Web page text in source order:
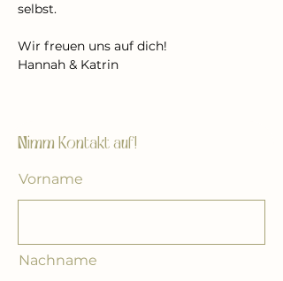
selbst.
Wir freuen uns auf dich!
Hannah & Katrin
Nimm Kontakt auf!
Vorname
Nachname